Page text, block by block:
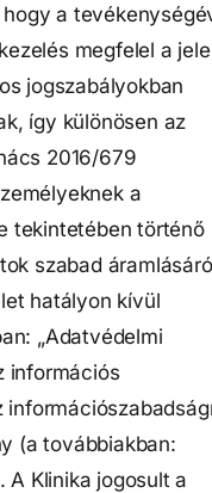
a
megfelel a
jogszabályokban
így különösen az
2016/679
a
tekintetében történő
szabad
hatályon kívül
„Adatvédelmi
információs
(a továbbiakban:
A Klinika jogosult a